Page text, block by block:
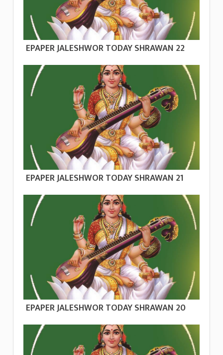
EPAPER JALESHWOR TODAY SHRAWAN 22
EPAPER JALESHWOR TODAY SHRAWAN 21
EPAPER JALESHWOR TODAY SHRAWAN 20